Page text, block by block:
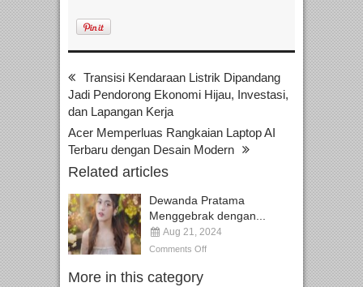
Transisi Kendaraan Listrik Dipandang
Jadi Pendorong Ekonomi Hijau, Investasi,
dan Lapangan Kerja
Acer Memperluas Rangkaian Laptop AI
Terbaru dengan Desain Modern
Related articles
Dewanda Pratama
Menggebrak dengan...
Aug 21, 2024
Comments Off
More in this category